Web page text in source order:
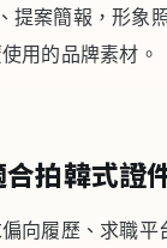
提案簡報，形象
用的品牌素材。
拍韓式證
向履歷、求職